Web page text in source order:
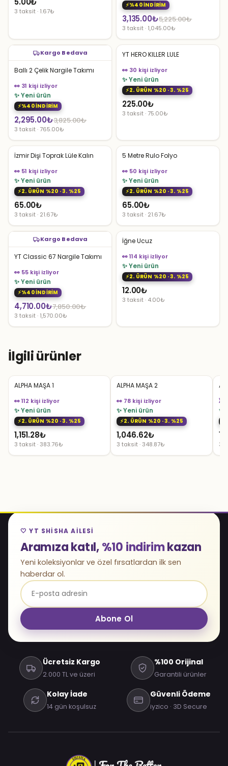
3 taksit · 1.67₺
%40 İNDİRİM
5,225.00₺
Orijinal
fiyat:
5,225.00₺.
3,135.00₺
Şu
andaki
fiyat:
3,135.00₺.
3 taksit · 1,045.00₺
Kargo Bedava
Ballı 2 Çelik Nargile Takımı
👀 31 kişi izliyor
✨ Yeni ürün
%40 İNDİRİM
3,825.00₺
Orijinal
fiyat:
3,825.00₺.
2,295.00₺
Şu
andaki
fiyat:
2,295.00₺.
3 taksit · 765.00₺
YT HERO KILLER LULE
👀 30 kişi izliyor
✨ Yeni ürün
2. ÜRÜN %20 · 3. %25
225.00₺
3 taksit · 75.00₺
İzmir Dişi Toprak Lüle Kalın
👀 51 kişi izliyor
✨ Yeni ürün
2. ÜRÜN %20 · 3. %25
65.00₺
3 taksit · 21.67₺
5 Metre Rulo Folyo
👀 50 kişi izliyor
✨ Yeni ürün
2. ÜRÜN %20 · 3. %25
65.00₺
3 taksit · 21.67₺
Kargo Bedava
YT Classic 67 Nargile Takımı
👀 55 kişi izliyor
✨ Yeni ürün
%40 İNDİRİM
7,850.00₺
Orijinal
fiyat:
4,710.00₺
Şu
andaki
3 taksit · 1,570.00₺
İğne Ucuz
👀 114 kişi izliyor
✨ Yeni ürün
2. ÜRÜN %20 · 3. %25
12.00₺
3 taksit · 4.00₺
İlgili ürünler
ALPHA MAŞA 1
👀 112 kişi izliyor
✨ Yeni ürün
2. ÜRÜN %20 · 3. %25
1,151.28₺
3 taksit · 383.76₺
ALPHA MAŞA 2
👀 78 kişi izliyor
✨ Yeni ürün
2. ÜRÜN %20 · 3. %25
1,046.62₺
3 taksit · 348.87₺
👀
✨
3
🤍 YT SHISHA AILESI
Aramıza katıl,%10 indirimkazan
Yeni koleksiyonlar ve özel fırsatlardan ilk sen
haberdar ol.
Abone Ol
Ücretsiz Kargo
2.000 TL ve üzeri
%100 Orijinal
Garantili ürünler
Kolay İade
14 gün koşulsuz
Güvenli Ödeme
iyzico · 3D Secure